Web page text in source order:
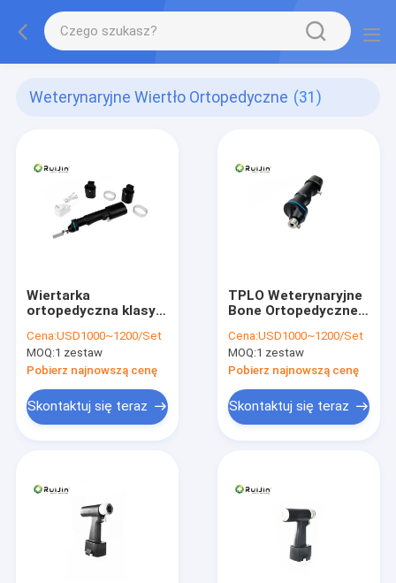
Weterynaryjne Wiertło Ortopedyczne (31)
Wiertarka
ortopedyczna klasy II
Wiertarka do kości
7.2V czarna
Cena:USD1000~1200/Set
MOQ:1 zestaw
Pobierz najnowszą cenę
Skontaktuj się teraz
TPLO Weterynaryjne
Bone Ortopedyczne
Wiertarka
wielonarzędziowa
oscylacyjna
Cena:USD1000~1200/Set
MOQ:1 zestaw
Pobierz najnowszą cenę
Skontaktuj się teraz